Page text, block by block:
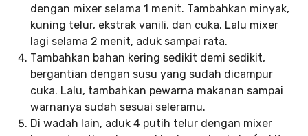
dengan mixer selama 1 menit. Tambahkan minyak,
kuning telur, ekstrak vanili, dan cuka. Lalu mixer
lagi selama 2 menit, aduk sampai rata.
Tambahkan bahan kering sedikit demi sedikit,
bergantian dengan susu yang sudah dicampur
cuka. Lalu, tambahkan pewarna makanan sampai
warnanya sudah sesuai seleramu.
Di wadah lain, aduk 4 putih telur dengan mixer